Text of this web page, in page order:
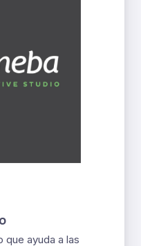
que ayuda a las